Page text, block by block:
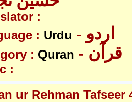
:
: Urdu - اردو
: Quran - قرآن
:
ur Rehman Tafseer